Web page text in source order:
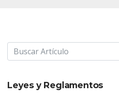
Leyes y Reglamentos